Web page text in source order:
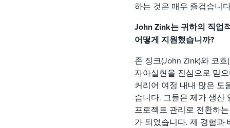
하는 것은 매우 즐겁습니
John Zink는 귀하의 직업
어떻게 지원했습니까?
존 징크(John Zink)와 코흐
자아실현을 진심으로 믿
커리어 여정 내내 많은 도
습니다. 그들은 제가 생산
프로젝트 관리로 전환하
가 되었습니다. 제 경험과